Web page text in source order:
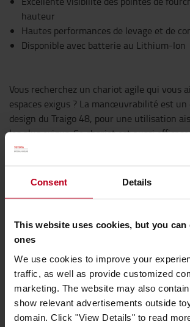
Consent Details
This website uses cookies, but you can
ones
We use cookies to improve your
traffic, as well as provide customized
marketing. The website may also
show relevant advertisements outside
domain. Click "View Details" to read
hauteur
Hautes performances de levage et de
Disponible avec batterie au Lithium-Ion
Vous recherchez un chariot agile qui vous
espaces exigus ? La manœuvrabilité est un
design du Traigo 48, pour une utilisation
les plus exigus. Ce chariot est aussi
l'intérieur dans des rayonnages qu'à